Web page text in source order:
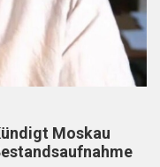
Moskau